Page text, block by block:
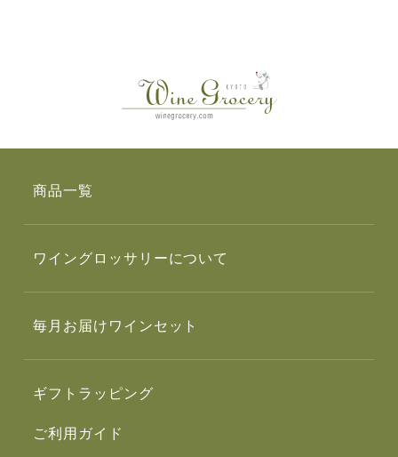
商品一覧
ワイングロッサリーについて
毎月お届けワインセット
ギフトラッピング
ご利用ガイド